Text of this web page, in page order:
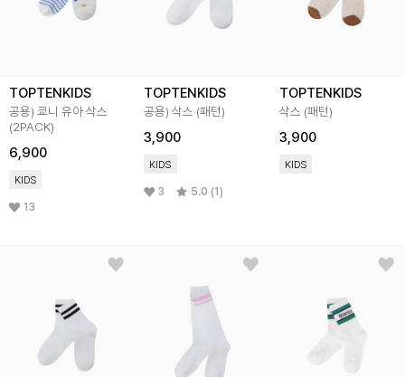
TOPTENKIDS
공용) 쿄니 유아 삭스
(2PACK)
6,900
KIDS
13
TOPTENKIDS
공용) 삭스 (패턴)
3,900
KIDS
3 5.0 (1)
TOPTENKIDS
삭스 (패턴)
3,900
KIDS